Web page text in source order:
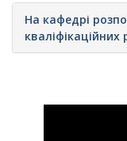
На кафедрі
кваліфікаційних